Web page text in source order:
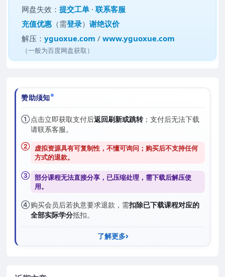
网盘失效：提交工单 ·联系客服
充值优惠 （需登录）谢绝议价
解压：yguoxue.com /www.yguoxue.com
（一般为百度网盘获取）
赞助须知
①点击立即获取支付后返回刷新或跳转；支付后无法下载
请联系客服。
② 虚拟资源具有可复制性，不懂可询问；购买后不支持任何
方式的退款。
③ 部分课程无法直接分享，已压缩处理，需下载后解压使
用。
④购买会员后若执意要求退款，需扣除已下载课程对应的
全部实际学分抵扣。
了解更多